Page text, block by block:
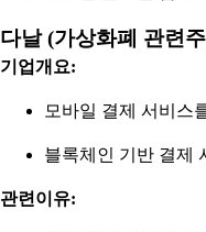
다날 (가상화폐 관련
기업개요:
모바일 결제 서비스
블록체인 기반 결제
관련이유: